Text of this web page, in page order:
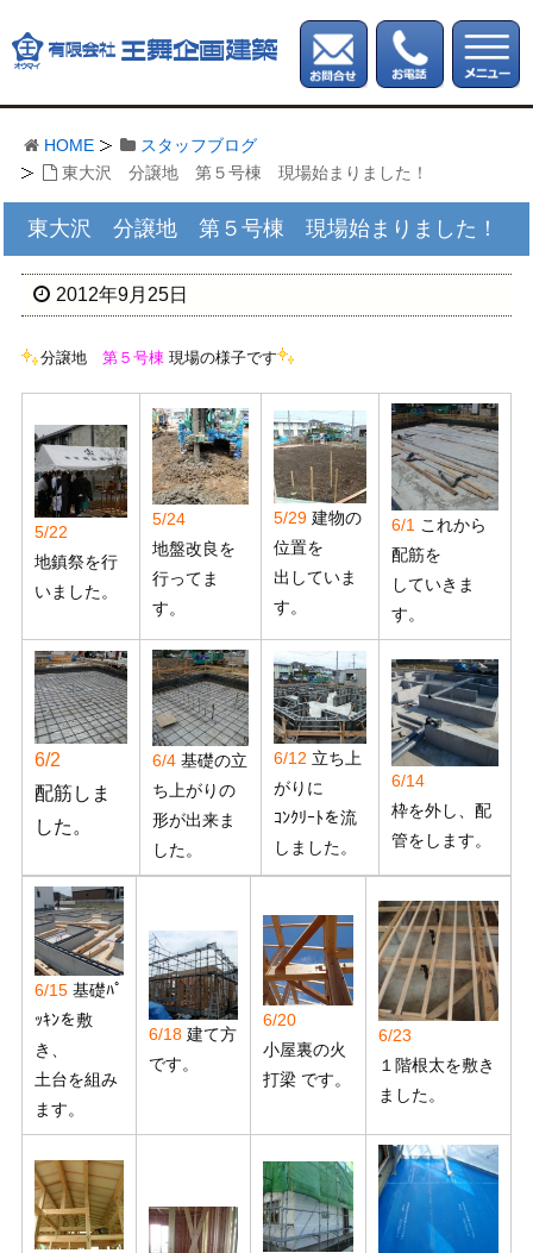
HOME
スタッフブログ
東大沢 分譲地 第５号棟 現場始まりました！
東大沢 分譲地 第５号棟 現場始まりました！
2012年9月25日
分譲地 第５号棟 現場の様子です
5/22
地鎮祭を行
いました。
5/24
地盤改良を
行ってま
す。
5/29建物の
位置を
出していま
す。
6/1 これから
配筋を
していきま
す。
6/2
配筋しま
した。
6/4基礎の立
ち上がりの
形が出来ま
した。
6/12 立ち上
がりに
ｺﾝｸﾘｰﾄを流
しました。
6/14
枠を外し、配
管をします。
6/15 基礎ﾊﾟ
ｯｷﾝを敷
き、
土台を組み
ます。
6/18 建て方
です。
6/20
小屋裏の火
打梁 です。
6/23
１階根太を敷き
ました。